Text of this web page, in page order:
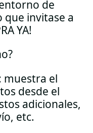
de
invitase a
YA!
muestra el
desde el
adicionales,
etc.